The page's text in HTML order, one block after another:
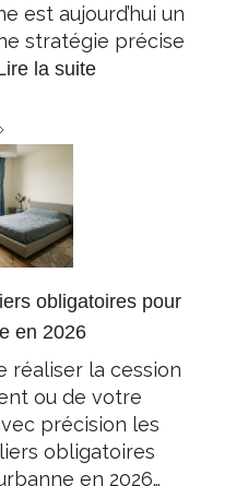
est aujourd’hui un
stratégie précise
la suite
obligatoires pour
en 2026
réaliser la cession
ou de votre
précision les
obligatoires
en 2026…